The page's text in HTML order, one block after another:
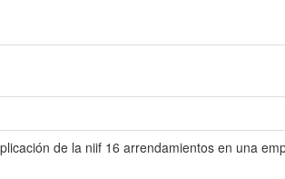
de la niif 16 arrendamientos en una